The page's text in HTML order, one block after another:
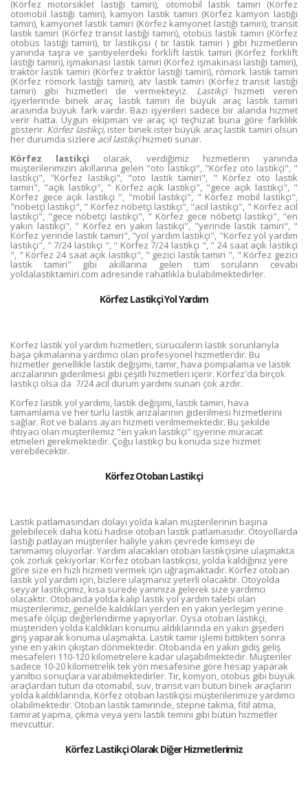
(Körfez motorsiklet lastiği tamiri), otomobil lastik tamiri (Körfez
otomobil lastiği tamiri), kamyon lastik tamiri (Körfez kamyon lastiği
tamiri), kamyonet lastik tamiri (Körfez kamyonet lastiği tamiri), transit
lastik tamiri (Körfez transit lastiği tamiri), otobüs lastik tamiri (Körfez
otobüs lastiği tamiri), tır lastikçisi ( tır lastik tamiri ) gibi hizmetlerin
yanında taşra ve şantiyelerdeki forklift lastik tamiri (Körfez forklift
lastiği tamiri), işmakinası lastik tamiri (Körfez işmakinası lastiği tamiri),
traktör lastik tamiri (Körfez traktör lastiği tamiri), römork lastik tamiri
(Körfez römork lastiği tamiri), atv lastik tamiri (Körfez transit lastiği
tamiri) gibi hizmetleri de vermekteyiz. Lastikçihizmeti veren
işyerlerinde binek araç lastik tamiri ile büyük araç lastik tamiri
arasında büyük fark vardır. Bazı işyerileri sadece bir alanda hizmet
verir hatta. Uygun ekipman ve araç içi teçhizat buna göre farklılık
gösterir. Körfez lastikçi,ister binek ister büyük araç lastik tamiri olsun
her durumda sizlere acil lastikçihizmeti sunar.
Körfez lastikçi olarak, verdiğimiz hizmetlerin yanında
müşterilerimizin akıllarına gelen "oto lastikçi", "Körfez oto lastikçi", "
lastikçi", "Körfez lastikçi", "oto lastik tamiri", " Körfez oto lastik
tamiri", "açık lastikçi", " Körfez açık lastikçi", "gece açık lastikçi", "
Körfez gece açık lastikçi ", "mobil lastikçi", " Körfez mobil lastikçi",
"nöbetçi lastikçi", " Körfez nöbetçi lastikçi", "acil lastikçi", " Körfez acil
lastikçi", "gece nöbetçi lastikçi", " Körfez gece nöbetçi lastikçi", "en
yakın lastikçi", " Körfez en yakın lastikçi", "yerinde lastik tamiri", "
Körfez yerinde lastik tamiri", "yol yardım lastikçi", "Körfez yol yardım
lastikçi", " 7/24 lastikçi ", " Körfez 7/24 lastikçi ", " 24 saat açık lastikçi
", " Körfez 24 saat açık lastikçi", " gezici lastik tamiri ", " Körfez gezici
lastik tamiri" gibi akıllarına gelen tüm soruların cevabı
yoldalastiktamiri.com adresinde rahatlıkla bulabilmektedirler.
Körfez Lastikçi Yol Yardım
Körfez lastik yol yardım hizmetleri, sürücülerin lastik sorunlarıyla
başa çıkmalarına yardımcı olan profesyonel hizmetlerdir. Bu
hizmetler genellikle lastik değişimi, tamir, hava pompalama ve lastik
arızalarının giderilmesi gibi çeşitli hizmetleri içerir. Körfez'da birçok
lastikçi olsa da 7/24 acil durum yardımı sunan çok azdır.
Körfez lastik yol yardımı, lastik değişimi, lastik tamiri, hava
tamamlama ve her türlü lastik arızalarının giderilmesi hizmetlerini
sağlar. Rot ve balans ayarı hizmeti verilmemektedir. Bu şekilde
ihtiyacı olan müşterilemiz "en yakın lastikçi" işyerine müracat
etmeleri gerekmektedir. Çoğu lastikçi bu konuda size hizmet
verebilecektir.
Körfez Otoban Lastikçi
Lastik patlamasından dolayı yolda kalan müşterilerinin başına
gelebilecek daha kötü hadise otoban lastik patlamasıdır. Otoyollarda
lastiği patlayan müşteriler haliyle yakın çevrede kimseyi de
tanımamış oluyorlar. Yardım alacakları otoban lastikçisine ulaşmakta
çok zorluk çekiyorlar. Körfez otoban lastikçisi, yolda kaldığınız yere
göre size en hızlı hizmeti vermek için uğraşmaktadır. Körfez otoban
lastik yol yardım için, bizlere ulaşmanız yeterli olacaktır. Otoyolda
seyyar lastikçimiz, kısa sürede yanınıza gelerek size yardımcı
olacaktır. Otobanda yolda kalıp lastik yol yardım talebi olan
müşterilerimiz, genelde kaldıkları yerden en yakın yerleşim yerine
mesafe ölçüp değerlendirme yapıyorlar. Oysa otoban lastikçi,
müşteriden yolda kaldıkları konumu aldıklarında en yakın gişeden
giriş yaparak konuma ulaşmakta. Lastik tamir işlemi bittikten sonra
yine en yakın çıkıştan dönmektedir. Otobanda en yakın gidiş geliş
mesafeleri 110-120 kilometrelere kadar ulaşabilmektedir. Müşteriler
sadece 10-20 kilometrelik tek yön mesafesine göre hesap yaparak
yanıltıcı sonuçlara varabilmektedirler. Tır, komyon, otobüs gibi büyük
araçlardan tutun da otomabil, suv, transit vari bütün binek araçların
yolda kaldıklarında, Körfez otoban lastikçisi müşterilerimize yardımcı
olabilmektedir. Otoban lastik tamirinde, stepne takma, fitil atma,
tamirat yapma, çıkma veya yeni lastik temini gibi bütün hizmetler
mevcuttur.
Körfez Lastikçi Olarak Diğer Hizmetlerimiz